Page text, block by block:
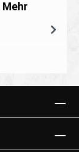
Mehr